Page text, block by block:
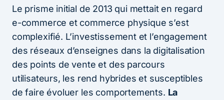
Le prisme initial de 2013 qui mettait en regard
e-commerce et commerce physique s’est
complexifié. L’investissement et l’engagement
des réseaux d’enseignes dans la digitalisation
des points de vente et des parcours
utilisateurs, les rend hybrides et susceptibles
de faire évoluer les comportements. La